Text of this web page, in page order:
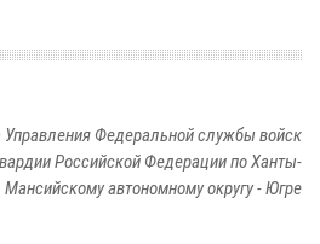
Федеральной службы войск
Российской Федерации по Ханты-
Мансийскому автономному округу - Югре